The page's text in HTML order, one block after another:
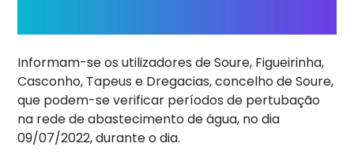
Informam-se os utilizadores de Soure, Figueirinha,
Casconho, Tapeus e Dregacias, concelho de Soure,
que podem-se verificar períodos de pertubação
na rede de abastecimento de água, no dia
09/07/2022, durante o dia.